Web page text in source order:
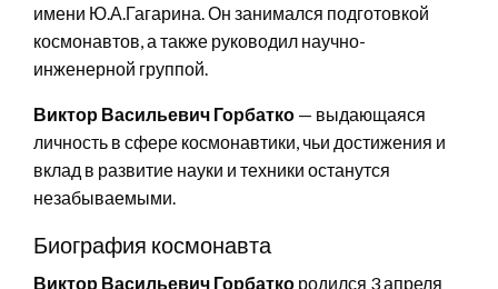
имени Ю.А.Гагарина. Он занимался подготовкой
космонавтов, а также руководил научно-
инженерной группой.
Виктор Васильевич Горбатко — выдающаяся
личность в сфере космонавтики, чьи достижения и
вклад в развитие науки и техники останутся
незабываемыми.
Биография космонавта
Виктор Васильевич Горбатко родился 3 апреля